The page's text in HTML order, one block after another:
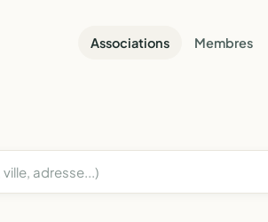
Associations Membres